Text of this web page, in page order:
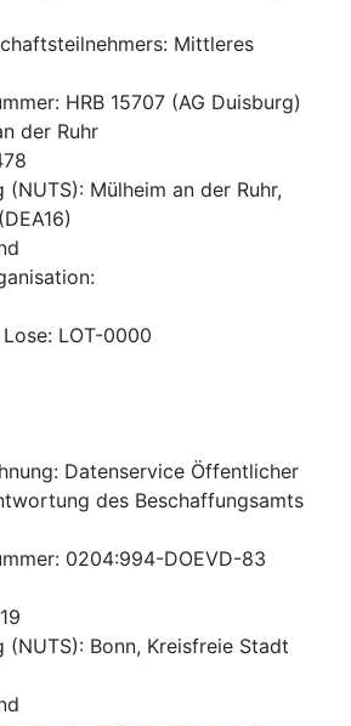
: Mittleres
: HRB 15707 (AG Duisburg)
der Ruhr
(NUTS): Mülheim an der Ruhr,
(DEA16)
:
: LOT-0000
: Datenservice Öffentlicher
des Beschaffungsamts
: 0204:994-DOEVD-83
(NUTS): Bonn, Kreisfreie Stadt